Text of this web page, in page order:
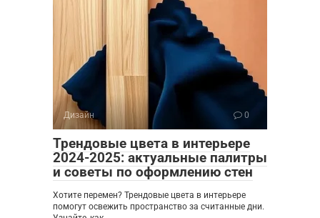
Дизайн 0
Трендовые цвета в интерьере
2024-2025: актуальные палитры
и советы по оформлению стен
Хотите перемен? Трендовые цвета в интерьере
помогут освежить пространство за считанные дни.